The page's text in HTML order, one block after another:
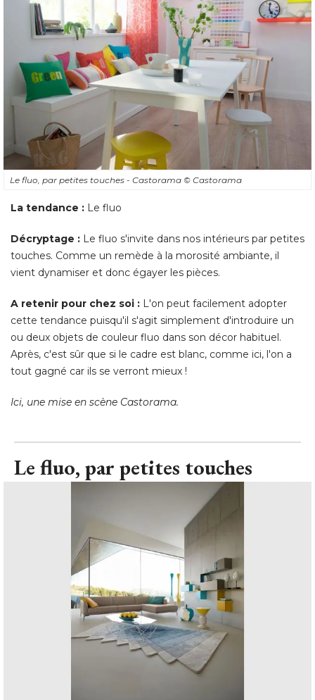
Le fluo, par petites touches - Castorama © Castorama
La tendance : Le fluo
Décryptage : Le fluo s'invite dans nos intérieurs par petites
touches. Comme un remède à la morosité ambiante, il
vient dynamiser et donc égayer les pièces.
A retenir pour chez soi : L'on peut facilement adopter
cette tendance puisqu'il s'agit simplement d'introduire un
ou deux objets de couleur fluo dans son décor habituel.
Après, c'est sûr que si le cadre est blanc, comme ici, l'on a
tout gagné car ils se verront mieux !
Ici, une mise en scène Castorama.
Le fluo, par petites touches